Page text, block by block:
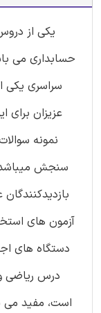
یکی از
حسابداری می
سراسری یکی
عزیزان
نمونه
سنجش
آزمون های
دستگاه های
درس ریاضی
است، مفید می